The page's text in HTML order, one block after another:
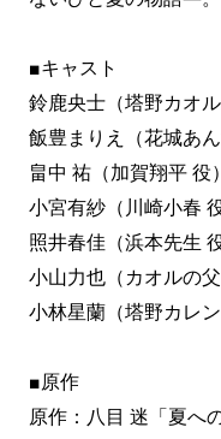
■キャスト
鈴鹿央士（塔野カオ
飯豊まりえ（花城あん
畠中 祐（加賀翔平 役）
小宮有紗（川崎小春 役
照井春佳（浜本先生 役
小山力也（カオルの父
小林星蘭（塔野カレン
■原作
原作：八目 迷「夏へ